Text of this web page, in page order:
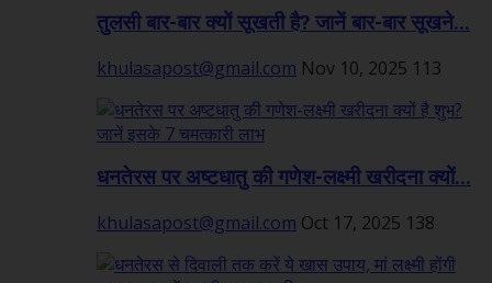
तुलसी बार-बार क्यों सूखती है? जानें बार-बार सूखने...
khulasapost@gmail.com Nov 10, 2025 113
धनतेरस पर अष्टधातु की गणेश-लक्ष्मी खरीदना क्यों...
khulasapost@gmail.com Oct 17, 2025 138